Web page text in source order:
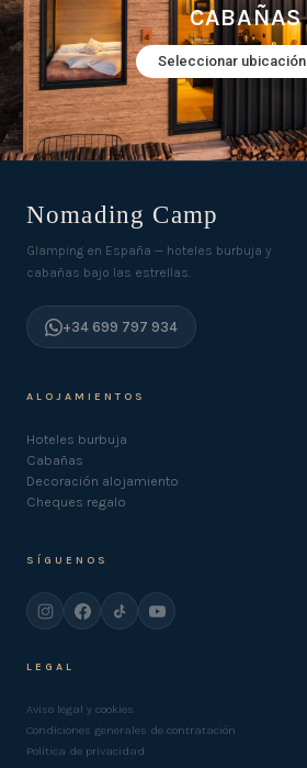
CABAÑAS
Seleccionar ubicación
Nomading Camp
Glamping en España — hoteles burbuja y
cabañas bajo las estrellas.
+34 699 797 934
ALOJAMIENTOS
Hoteles burbuja
Cabañas
Decoración alojamiento
Cheques regalo
SÍGUENOS
LEGAL
Aviso legal y cookies
Condiciones generales de contratación
Política de privacidad